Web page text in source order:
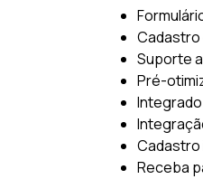
Cadastro
Suporte
Pré-
Cadastro
Receba